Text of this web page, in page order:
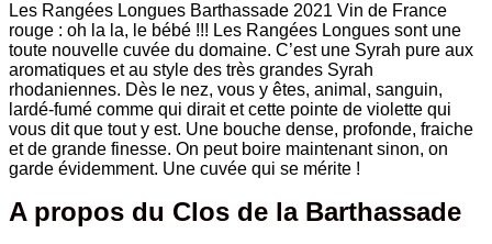
la
Barthassade
Les Rangées Longues Barthassade 2021 Vin de France
rouge : oh la la, le bébé !!! Les Rangées Longues sont une
toute nouvelle cuvée du domaine. C’est une Syrah pure aux
aromatiques et au style des très grandes Syrah
rhodaniennes. Dès le nez, vous y êtes, animal, sanguin,
lardé-fumé comme qui dirait et cette pointe de violette qui
vous dit que tout y est. Une bouche dense, profonde, fraiche
et de grande finesse. On peut boire maintenant sinon, on
garde évidemment. Une cuvée qui se mérite !
A propos du Clos de la Barthassade